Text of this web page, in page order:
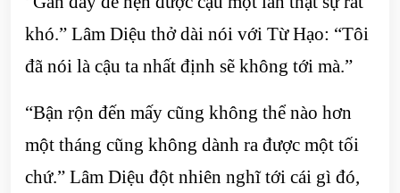
khó.” Lâm Diệu thở dài nói với Từ Hạo: “Tôi
đã nói là cậu ta nhất định sẽ không tới mà.”
“Bận rộn đến mấy cũng không thể nào hơn
một tháng cũng không dành ra được một tối
chứ.” Lâm Diệu đột nhiên nghĩ tới cái gì đó,